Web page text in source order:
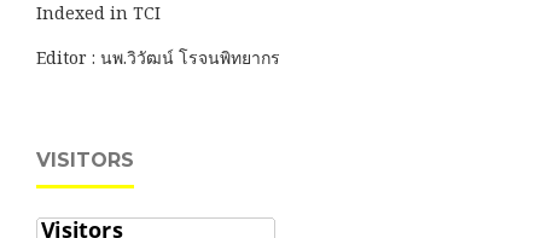
Indexed in TCI
Editor : นพ.วิวัฒน์ โรจนพิทยากร
VISITORS